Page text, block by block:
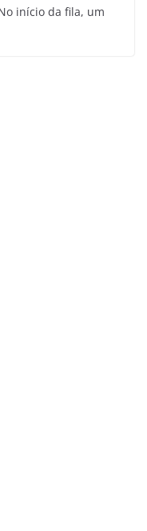
início da fila, um